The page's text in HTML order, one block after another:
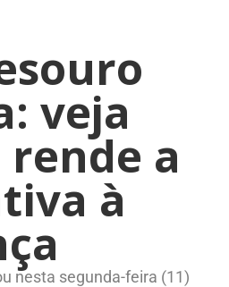
veja
a
à
nesta segunda-feira (11)